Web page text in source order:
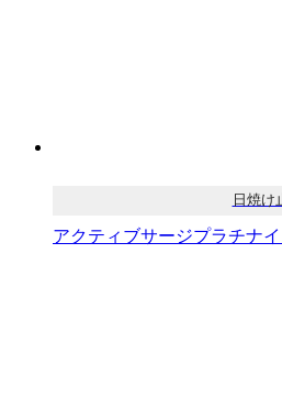
日焼け
アクティブサージプラチナ